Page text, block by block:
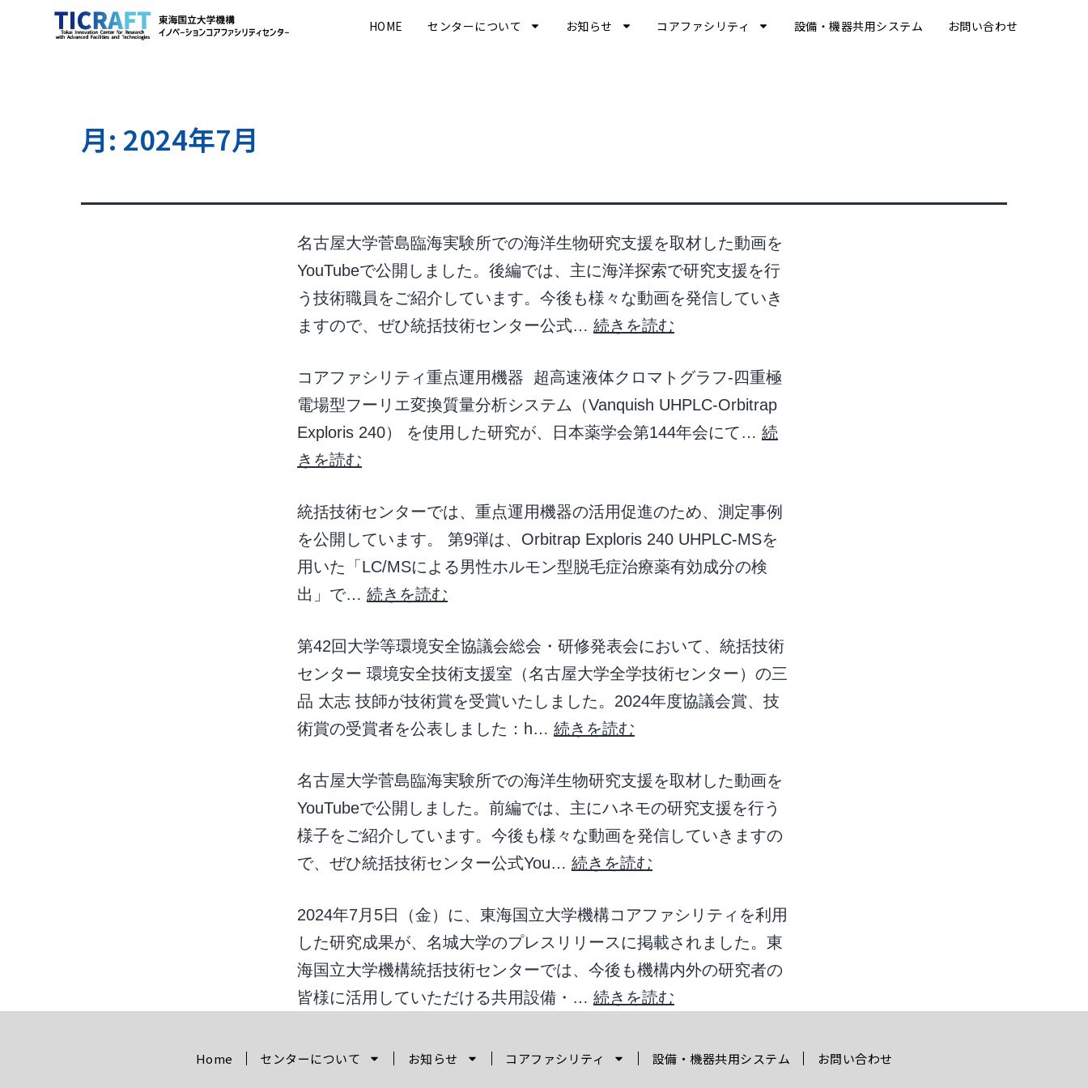
HOME センターについて お知らせ コアファシリティ 設備・機器共用システム お問い合わせ
月: 2024年7月
名古屋大学菅島臨海実験所での海洋生物研究支援を取材した動画を
YouTubeで公開しました。後編では、主に海洋探索で研究支援を行
う技術職員をご紹介しています。今後も様々な動画を発信していき
ますので、ぜひ統括技術センター公式… 続きを読む
コアファシリティ重点運用機器 超高速液体クロマトグラフ-四重極
電場型フーリエ変換質量分析システム（Vanquish UHPLC-Orbitrap
Exploris 240） を使用した研究が、日本薬学会第144年会にて… 続
きを読む
統括技術センターでは、重点運用機器の活用促進のため、測定事例
を公開しています。 第9弾は、Orbitrap Exploris 240 UHPLC-MSを
用いた「LC/MSによる男性ホルモン型脱毛症治療薬有効成分の検
出」で… 続きを読む
第42回大学等環境安全協議会総会・研修発表会において、統括技術
センター 環境安全技術支援室（名古屋大学全学技術センター）の三
品 太志 技師が技術賞を受賞いたしました。2024年度協議会賞、技
術賞の受賞者を公表しました：h… 続きを読む
名古屋大学菅島臨海実験所での海洋生物研究支援を取材した動画を
YouTubeで公開しました。前編では、主にハネモの研究支援を行う
様子をご紹介しています。今後も様々な動画を発信していきますの
で、ぜひ統括技術センター公式You… 続きを読む
2024年7月5日（金）に、東海国立大学機構コアファシリティを利用
した研究成果が、名城大学のプレスリリースに掲載されました。東
海国立大学機構統括技術センターでは、今後も機構内外の研究者の
皆様に活用していただける共用設備・… 続きを読む
Home センターについて お知らせ コアファシリティ 設備・機器共用システム お問い合わせ